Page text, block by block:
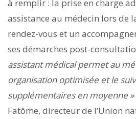
à remplir : la prise en charge
assistance au médecin lors de
rendez-vous et un
ses démarches post-
assistant médical permet au
organisation optimisée et le
supplémentaires en moyenne »
Fatôme, directeur de l’Union